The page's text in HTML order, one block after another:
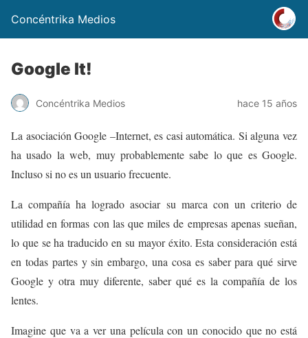
Concéntrika Medios
Google It!
Concéntrika Medios hace 15 años
La asociación Google –Internet, es casi automática. Si alguna vez
ha usado la web, muy probablemente sabe lo que es Google.
Incluso si no es un usuario frecuente.
La compañía ha logrado asociar su marca con un criterio de
utilidad en formas con las que miles de empresas apenas sueñan,
lo que se ha traducido en su mayor éxito. Esta consideración está
en todas partes y sin embargo, una cosa es saber para qué sirve
Google y otra muy diferente, saber qué es la compañía de los
lentes.
Imagine que va a ver una película con un conocido que no está